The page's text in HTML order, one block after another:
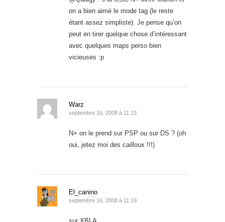
on a bien aimé le mode tag (le reste
étant assez simpliste). Je pense qu’on
peut en tirer quelque chose d’intéressant
avec quelques maps perso bien
vicieuses :p
Warz
septembre 16, 2008 à 11:13
N+ on le prend sur PSP ou sur DS ? (oh
oui, jetez moi des cailloux !!!)
El_canino
septembre 16, 2008 à 11:19